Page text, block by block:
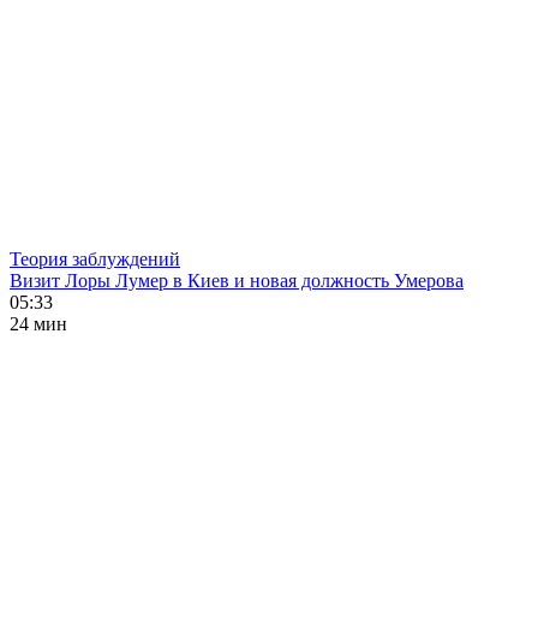
Теория заблуждений
Визит Лоры Лумер в Киев и новая должность Умерова
05:33
24 мин